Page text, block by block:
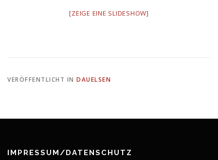
[ZEIGE EINE SLIDESHOW]
VERÖFFENTLICHT IN DAUELSEN
IMPRESSUM/DATENSCHUTZ